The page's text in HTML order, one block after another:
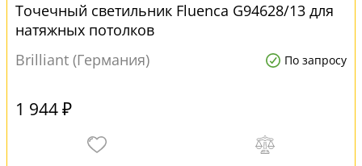
Точечный светильник Fluenca G94628/13 для
натяжных потолков
Brilliant (Германия)
По запросу
1 944 ₽